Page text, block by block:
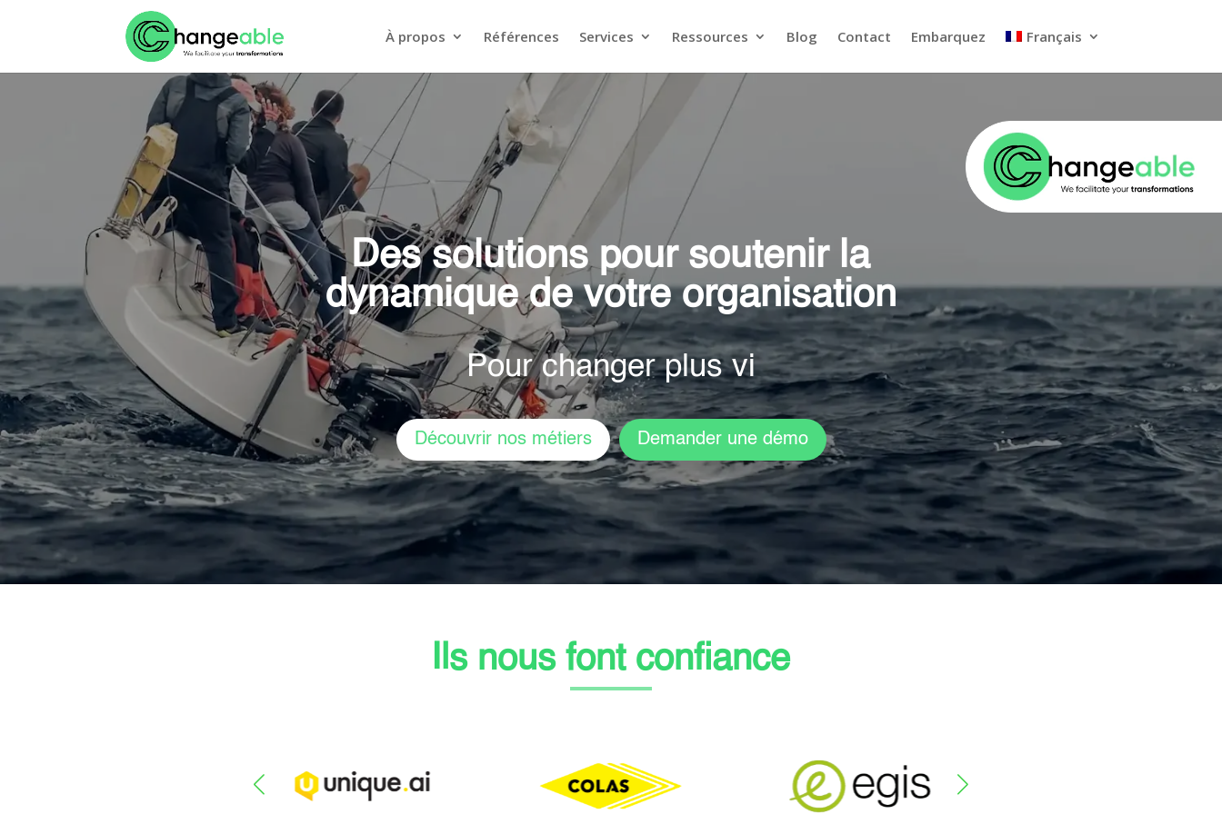
À propos Références Services Ressources Blog Contact Embarquez Français
Des solutions pour soutenir la
dynamique de votre organisation
Pour changer plus vite
Découvrir nos métiers Demander une démo
Ils nous font confiance